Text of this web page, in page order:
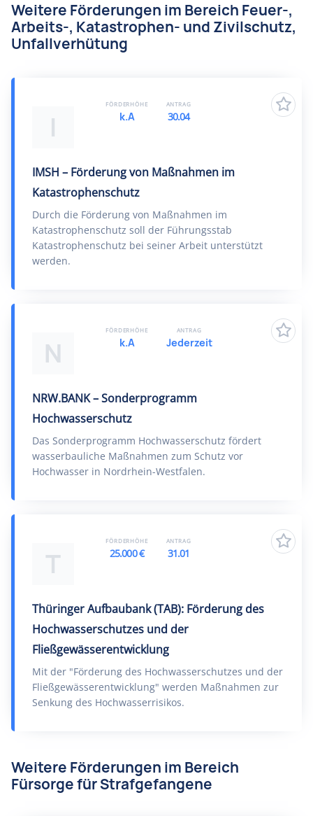
Weitere Förderungen im Bereich Feuer-,
Arbeits-, Katastrophen- und Zivilschutz,
Unfallverhütung
I
IMSH – Förderung von Maßnahmen im
Katastrophenschutz
Durch die Förderung von Maßnahmen im
Katastrophenschutz soll der Führungsstab
Katastrophenschutz bei seiner Arbeit unterstützt
werden.
FÖRDERHÖHE
k.A
ANTRAG
30.04
N
NRW.BANK – Sonderprogramm
Hochwasserschutz
Das Sonderprogramm Hochwasserschutz fördert
wasserbauliche Maßnahmen zum Schutz vor
Hochwasser in Nordrhein-Westfalen.
FÖRDERHÖHE
k.A
ANTRAG
Jederzeit
T
Thüringer Aufbaubank (TAB): Förderung des
Hochwasserschutzes und der
Fließgewässerentwicklung
Mit der "Förderung des Hochwasserschutzes und der
Fließgewässerentwicklung" werden Maßnahmen zur
Senkung des Hochwasserrisikos.
FÖRDERHÖHE
25.000 €
ANTRAG
31.01
Weitere Förderungen im Bereich
Fürsorge für Strafgefangene